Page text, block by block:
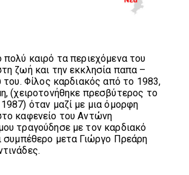
πολύ καιρό τα περιεχόμενα του
ζωή και την εκκλησία παπα –
του. Φίλος καρδιακός από το 1983,
(χειροτονήθηκε πρεσβύτερος το
όταν μαζί με μια όμορφη
καφενείο του Αντώνη
τραγούδησε με τον καρδιακό
συμπέθερο μετα Γιώργο Πρεάρη